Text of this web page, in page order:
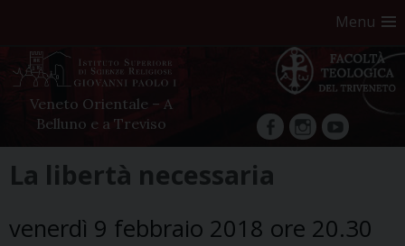
Menu
Veneto Orientale – A
Belluno e a Treviso
facebookInstagram
YouTube
La libertà necessaria
venerdì 9 febbraio 2018 ore 20.30